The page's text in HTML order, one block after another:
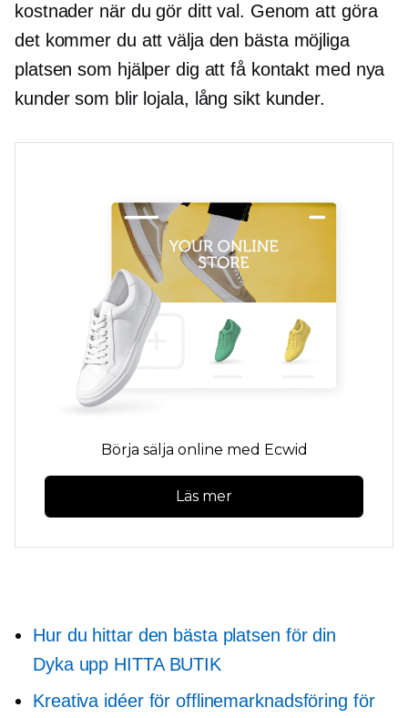
kostnader när du gör ditt val. Genom att göra
det kommer du att välja den bästa möjliga
platsen som hjälper dig att få kontakt med nya
kunder som blir lojala, lång siktkunder.
Börja sälja online med Ecwid
Läs mer
Hur du hittar den bästa platsen för din
Dyka upp HITTA BUTIK
Kreativa idéer för offlinemarknadsföring för